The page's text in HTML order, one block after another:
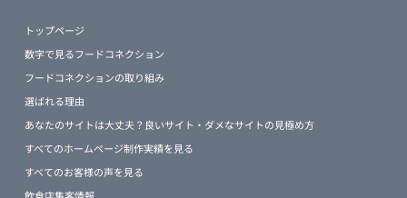
トップページ
数字で見るフードコネクション
フードコネクションの取り組み
選ばれる理由
あなたのサイトは大丈夫？良いサイト・ダメなサイトの見極め方
すべてのホームページ制作実績を見る
すべてのお客様の声を見る
飲食店集客情報